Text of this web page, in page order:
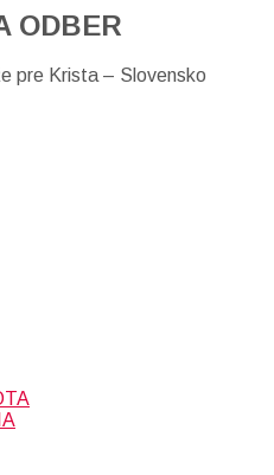
ODBER
pre Krista – Slovensko